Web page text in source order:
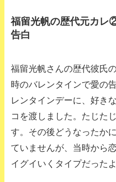
福留光帆の歴代元カレ
告白
福留光帆さんの歴代彼氏
時のバレンタインで愛の
レンタインデーに、好き
コを渡しました。たじた
す。その後どうなったか
ていませんが、当時から
イグイいくタイプだった